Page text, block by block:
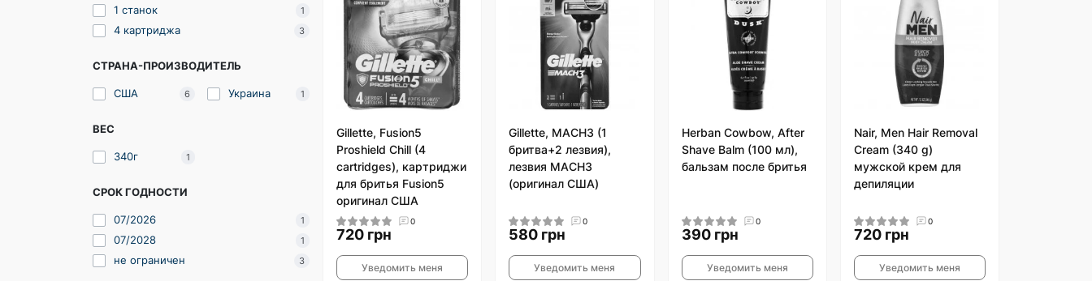
1 станок 1
4 картриджа 3
СТРАНА-ПРОИЗВОДИТЕЛЬ
США 6 Украина 1
ВЕС
340г 1
СРОК ГОДНОСТИ
07/2026 1
07/2028 1
не ограничен 3
Gillette, Fusion5
Proshield Chill (4
cartridges), картриджи
для бритья Fusion5
оригинал США
0
720 грн
Уведомить меня
Gillette, MACH3 (1
бритва+2 лезвия),
лезвия MACH3
(оригинал США)
0
580 грн
Уведомить меня
Herban Cowbow, After
Shave Balm (100 мл),
бальзам после бритья
0
390 грн
Уведомить меня
Nair, Men Hair Removal
Cream (340 g)
мужской крем для
депиляции
0
720 грн
Уведомить меня